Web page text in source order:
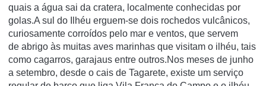
quais a água sai da cratera, localmente conhecidas por
golas.A sul do Ilhéu erguem-se dois rochedos vulcânicos,
curiosamente corroídos pelo mar e ventos, que servem
de abrigo às muitas aves marinhas que visitam o ilhéu, tais
como cagarros, garajaus entre outros.Nos meses de junho
a setembro, desde o cais de Tagarete, existe um serviço